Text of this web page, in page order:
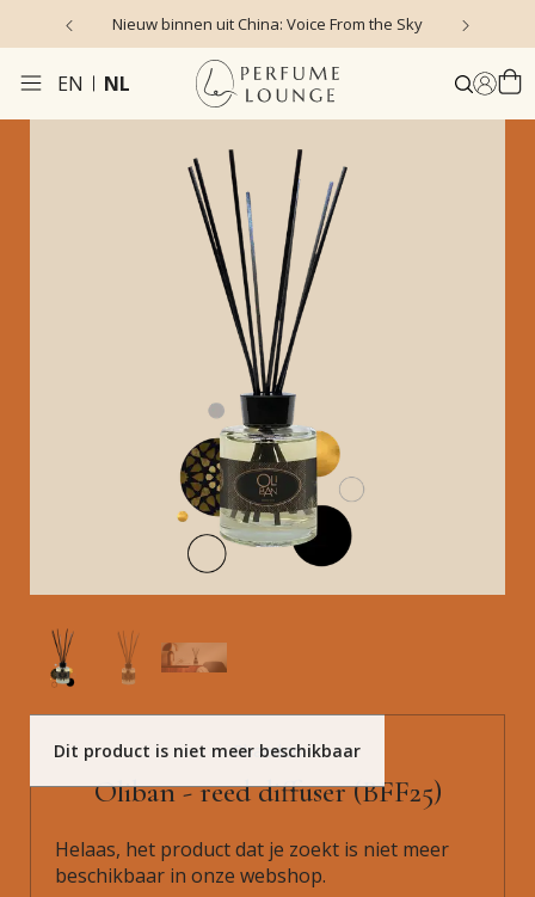
Nieuw binnen uit China: Voice From the Sky
EN NL
Dit product is niet meer beschikbaar
Phaedon
Oliban - reed diffuser (BFF25)
Helaas, het product dat je zoekt is niet meer
beschikbaar in onze webshop.